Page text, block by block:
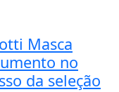
Masca
no
da seleção